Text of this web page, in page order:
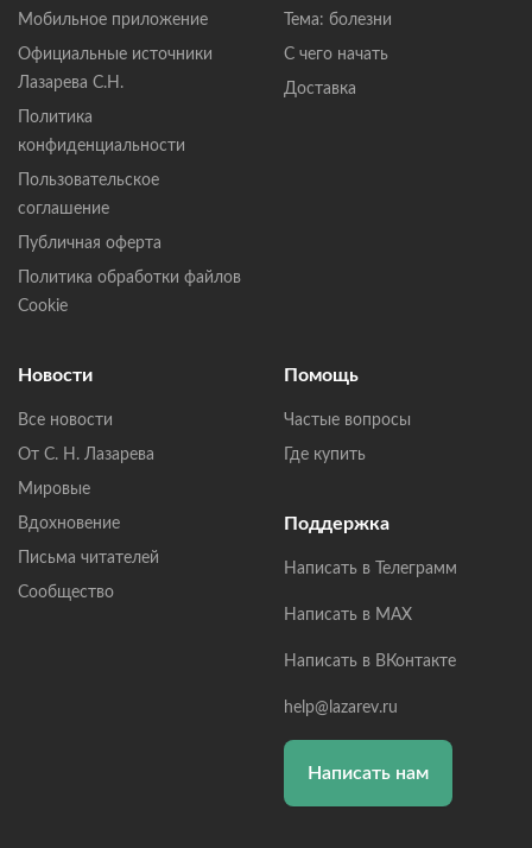
Мобильное приложение
Официальные источники
Лазарева С.Н.
Политика
конфиденциальности
Пользовательское
соглашение
Публичная оферта
Политика обработки файлов
Cookie
Тема: болезни
С чего начать
Доставка
Новости
Все новости
От С. Н. Лазарева
Мировые
Вдохновение
Письма читателей
Сообщество
Помощь
Частые вопросы
Где купить
Поддержка
Написать в Телеграмм
Написать в MAX
Написать в ВКонтакте
help@lazarev.ru
Написать нам